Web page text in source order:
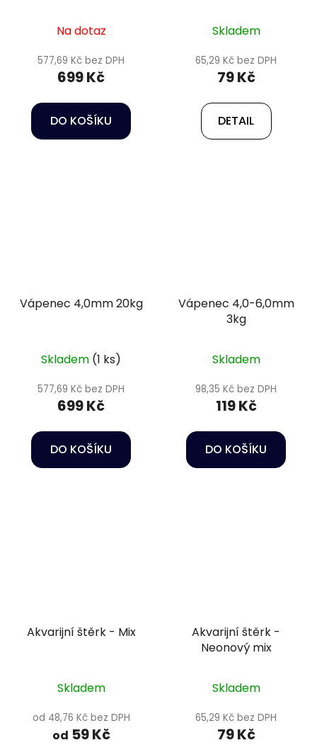
Na dotaz
577,69 Kč bez DPH
699 Kč
DO KOŠÍKU
Skladem
65,29 Kč bez DPH
79 Kč
DETAIL
Vápenec 4,0mm 20kg
Skladem (1 ks)
577,69 Kč bez DPH
699 Kč
DO KOŠÍKU
Vápenec 4,0-6,0mm
3kg
Skladem
98,35 Kč bez DPH
119 Kč
DO KOŠÍKU
Akvarijní štěrk - Mix
Skladem
od 48,76 Kč bez DPH
od 59 Kč
Akvarijní štěrk -
Neonový mix
Skladem
65,29 Kč bez DPH
79 Kč